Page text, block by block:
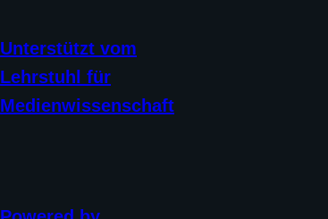
Unterstützt vom
Lehrstuhl für
Medienwissenschaft